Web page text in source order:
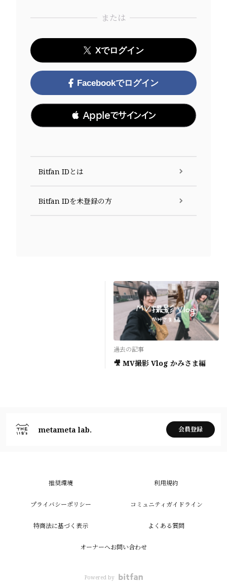
または
Xでログイン
Facebookでログイン
 Appleでサインイン
Bitfan IDとは
Bitfan IDを未登録の方
過去の記事
🎥 MV撮影 Vlog かみさま編
metameta lab. 会員登録
推奨環境 利用規約
プライバシーポリシー コミュニティガイドライン
特商法に基づく表示 よくある質問
オーナーへお問い合わせ
Powered by